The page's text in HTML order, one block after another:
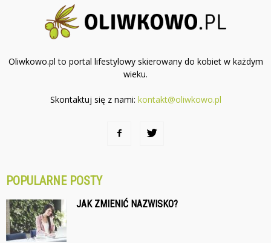
Oliwkowo.pl to portal lifestylowy skierowany do kobiet w każdym
wieku.
Skontaktuj się z nami: kontakt@oliwkowo.pl
POPULARNE POSTY
JAK ZMIENIĆ NAZWISKO?